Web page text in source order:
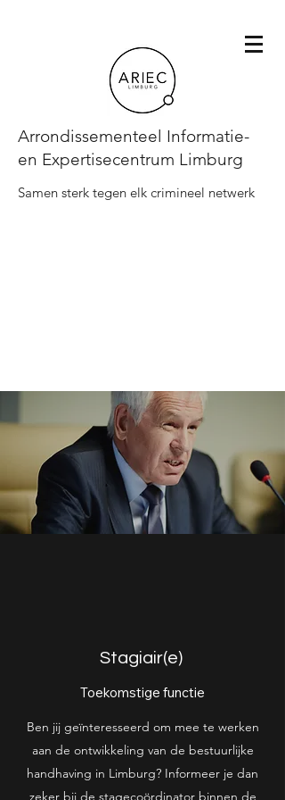
Arrondissementeel Informatie-
en Expertisecentrum Limburg
Samen sterk tegen elk crimineel netwerk
Stagiair(e)
Toekomstige functie
Ben jij geïnteresseerd om mee te werken
aan de ontwikkeling van de bestuurlijke
handhaving in Limburg? Informeer je dan
zeker bij de stagecoördinator binnen de